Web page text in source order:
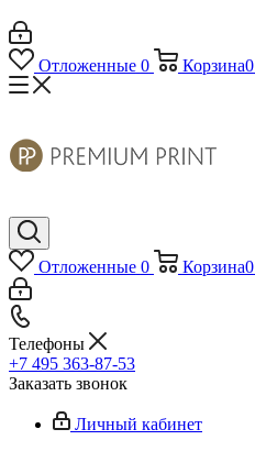
Отложенные 0 Корзина0
Отложенные 0 Корзина0
Телефоны
+7 495 363-87-53
Заказать звонок
Личный кабинет